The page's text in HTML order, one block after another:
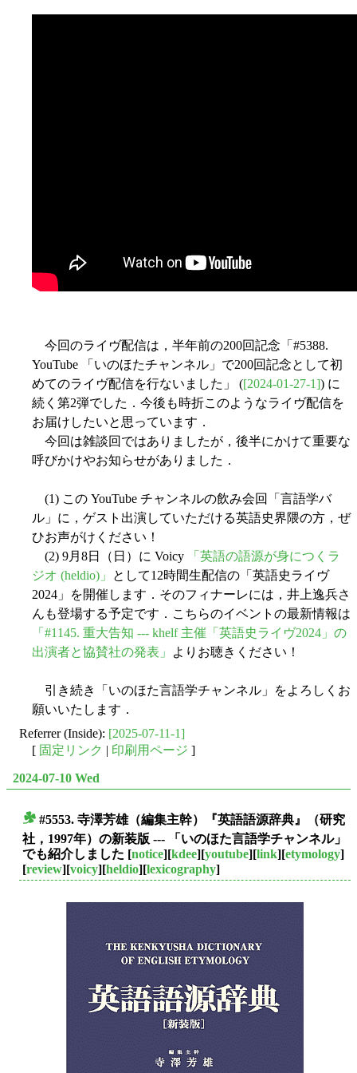
今回のライヴ配信は，半年前の200回記念「#5388.
YouTube 「いのほたチャンネル」で200回記念として初
めてのライヴ配信を行ないました」 ([2024-01-27-1]) に
続く第2弾でした．今後も時折このようなライヴ配信を
お届けしたいと思っています．
今回は雑談回ではありましたが，後半にかけて重要な
呼びかけやお知らせがありました．
(1) この YouTube チャンネルの飲み会回「言語学バ
ル」に，ゲスト出演していただける英語史界隈の方，ぜ
ひお声がけください！
(2) 9月8日（日）に Voicy
「英語の語源が身につくラ
ジオ (heldio)」
として12時間生配信の「英語史ライヴ
2024」を開催します．そのフィナーレには，井上逸兵さ
んも登場する予定です．こちらのイベントの最新情報は
「#1145. 重大告知 --- khelf 主催「英語史ライヴ2024」の
出演者と協賛社の発表」
よりお聴きください！
引き続き「いのほた言語学チャンネル」をよろしくお
願いいたします．
Referrer (Inside): [2025-07-11-1]
[ 固定リンク | 印刷用ページ ]
2024-07-10 Wed
#5553. 寺澤芳雄（編集主幹）『英語語源辞典』（研究
社，1997年）の新装版 --- 「いのほた言語学チャンネル」
でも紹介しました [notice][kdee][youtube][link][etymology]
[review][voicy][heldio][lexicography]